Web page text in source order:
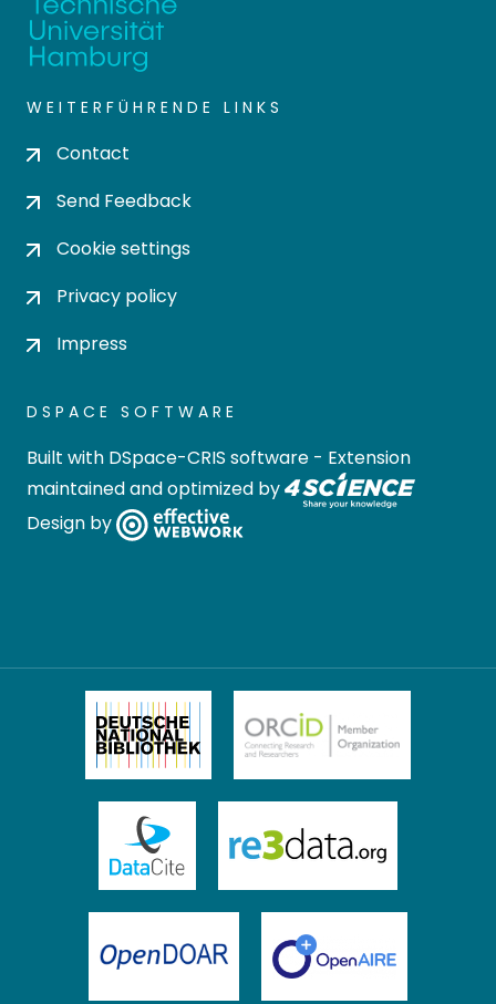
WEITERFÜHRENDE LINKS
Contact
Send Feedback
Cookie settings
Privacy policy
Impress
DSPACE SOFTWARE
Built with DSpace-CRIS software - Extension
maintained and optimized by
Design by